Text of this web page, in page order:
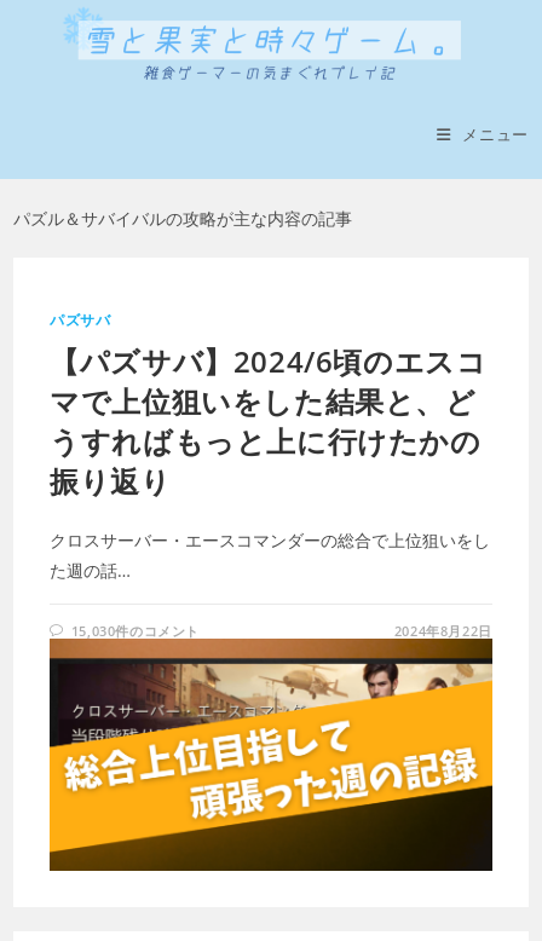
キ
メニュー
パズル＆サバイバルの攻略が主な内容の記事
パズサバ
【パズサバ】2024/6頃のエスコ
マで上位狙いをした結果と、ど
うすればもっと上に行けたかの
振り返り
クロスサーバー・エースコマンダーの総合で上位狙いをし
た週の話…
15,030件のコメント 2024年8月22日